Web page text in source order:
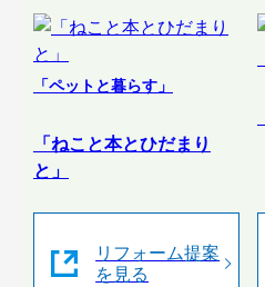
「ペットと暮らす」
「ねこと本とひだまり
と」
リフォーム提案
を見る